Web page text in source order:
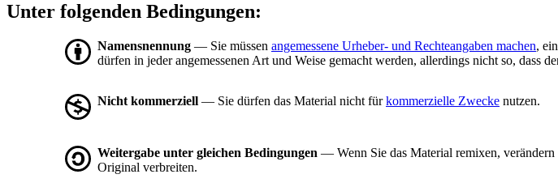
Unter folgenden Bedingungen:
Namensnennung — Sie müssen angemessene Urheber- und Rechteangaben machen,
dürfen in jeder angemessenen Art und Weise gemacht werden, allerdings nicht so, dass
Nicht kommerziell — Sie dürfen das Material nicht fürkommerzielle Zwecke nutzen.
Weitergabe unter gleichen Bedingungen — Wenn Sie das Material remixen,
Original verbreiten.